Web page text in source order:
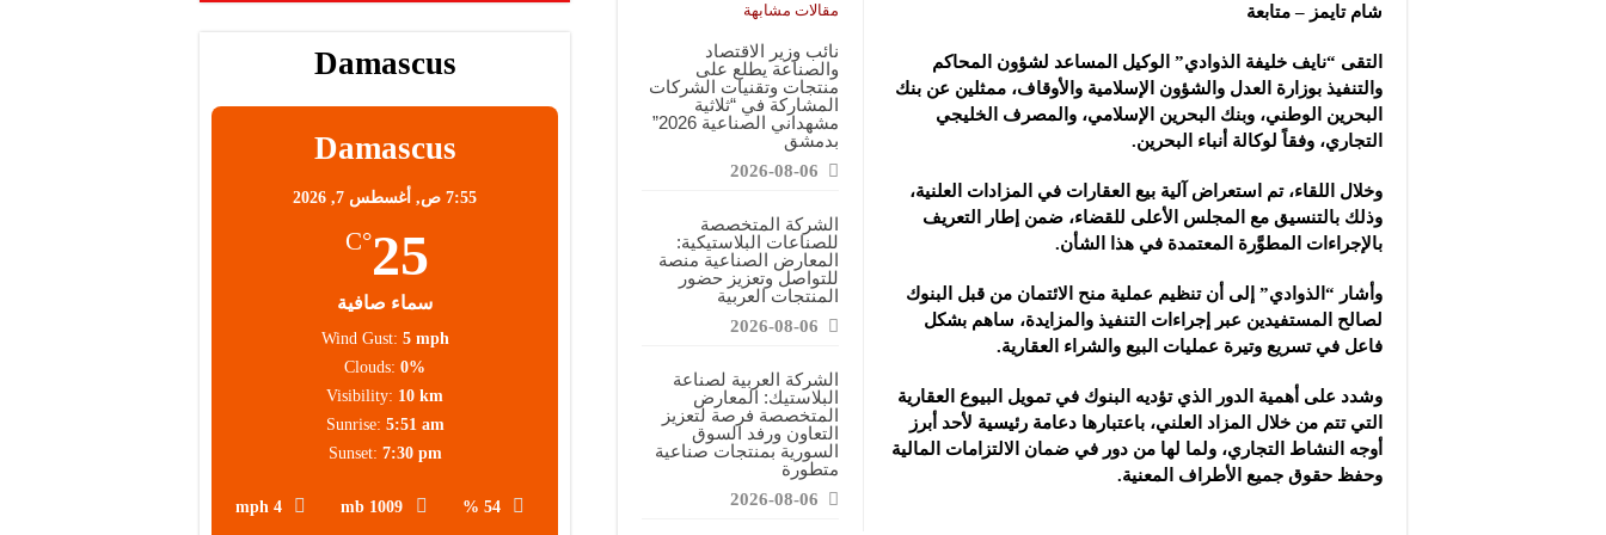
شركة “سوريا بلاست”: المعارض التخصصية تبرز إمكانيات الصناعة المحلية وتدعم مرحلة إعادة الإعمار
شركة “كاربوباتش”: المعرض منصة لتعزيز الشراكات ودعم الصناعات البلاستيكية السورية
شركة “جالكسي أوتوميشن”: المعارض المتخصصة تساهم في دعم الصناعة السورية وتعزيز حضور المنتجات المحلية
مقالات مشابهة
نائب وزير الاقتصاد
والصناعة يطلع على
منتجات وتقنيات الشركات
المشاركة في “ثلاثية
مشهداني الصناعية 2026”
بدمشق
2026-08-06
الشركة المتخصصة
للصناعات البلاستيكية:
المعارض الصناعية منصة
للتواصل وتعزيز حضور
المنتجات العربية
2026-08-06
الشركة العربية لصناعة
البلاستيك: المعارض
المتخصصة فرصة لتعزيز
التعاون ورفد السوق
السورية بمنتجات صناعية
متطورة
2026-08-06
شام تايمز – متابعة
التقى “نايف خليفة الذوادي” الوكيل المساعد لشؤون المحاكم
والتنفيذ بوزارة العدل والشؤون الإسلامية والأوقاف، ممثلين عن بنك
البحرين الوطني، وبنك البحرين الإسلامي، والمصرف الخليجي
التجاري، وفقاً لوكالة أنباء البحرين.
وخلال اللقاء، تم استعراض آلية بيع العقارات في المزادات العلنية،
وذلك بالتنسيق مع المجلس الأعلى للقضاء، ضمن إطار التعريف
بالإجراءات المطوَّرة المعتمدة في هذا الشأن.
وأشار “الذوادي” إلى أن تنظيم عملية منح الائتمان من قبل البنوك
لصالح المستفيدين عبر إجراءات التنفيذ والمزايدة، ساهم بشكل
فاعل في تسريع وتيرة عمليات البيع والشراء العقارية.
وشدد على أهمية الدور الذي تؤديه البنوك في تمويل البيوع العقارية
التي تتم من خلال المزاد العلني، باعتبارها دعامة رئيسية لأحد أبرز
أوجه النشاط التجاري، ولما لها من دور في ضمان الالتزامات المالية
وحفظ حقوق جميع الأطراف المعنية.
Damascus
Damascus
7:55 ص, أغسطس 7, 2026
25
°C
سماء صافية
54 %
1009 mb
4 mph
Wind Gust: 5 mph
Clouds: 0%
Visibility: 10 km
Sunrise: 5:51 am
Sunset: 7:30 pm